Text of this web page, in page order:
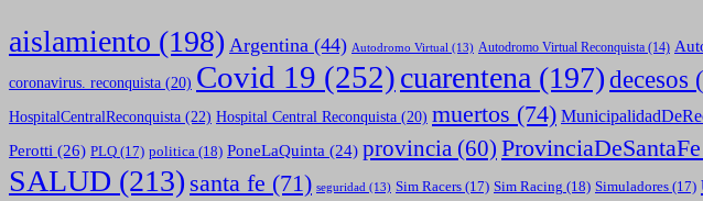
aislamiento (198) Argentina (44) Autodromo Virtual (13) Autodromo Virtual Reconquista (14)
coronavirus. reconquista (20) Covid 19 (252)cuarentena (197) decesos
HospitalCentralReconquista (22) Hospital Central Reconquista (20) muertos (74)
Perotti (26) PLQ (17) politica (18) PoneLaQuinta (24) provincia (60) ProvinciaDeSantaFe
SALUD (213) santa fe (71) seguridad (13) Sim Racers (17) Sim Racing (18) Simuladores (17)